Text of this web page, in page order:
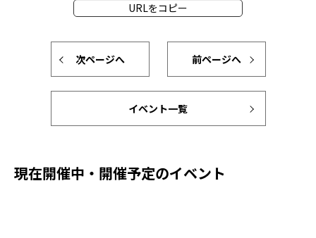
URLをコピー
次ページへ 前ページへ
イベント一覧
現在開催中・開催予定のイベント